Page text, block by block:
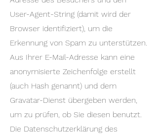
User-Agent-String (damit wird der
Browser identifiziert), um die
Erkennung von Spam zu unterstützen.
Aus Ihrer E-Mail-Adresse kann eine
anonymisierte Zeichenfolge erstellt
(auch Hash genannt) und dem
Gravatar-Dienst übergeben werden,
um zu prüfen, ob Sie diesen benutzt.
Die Datenschutzerklärung des